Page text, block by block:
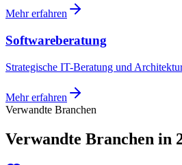
Mehr erfahren
Softwareberatung
Strategische IT-Beratung und
Mehr erfahren
Verwandte Branchen
Verwandte Branchen in